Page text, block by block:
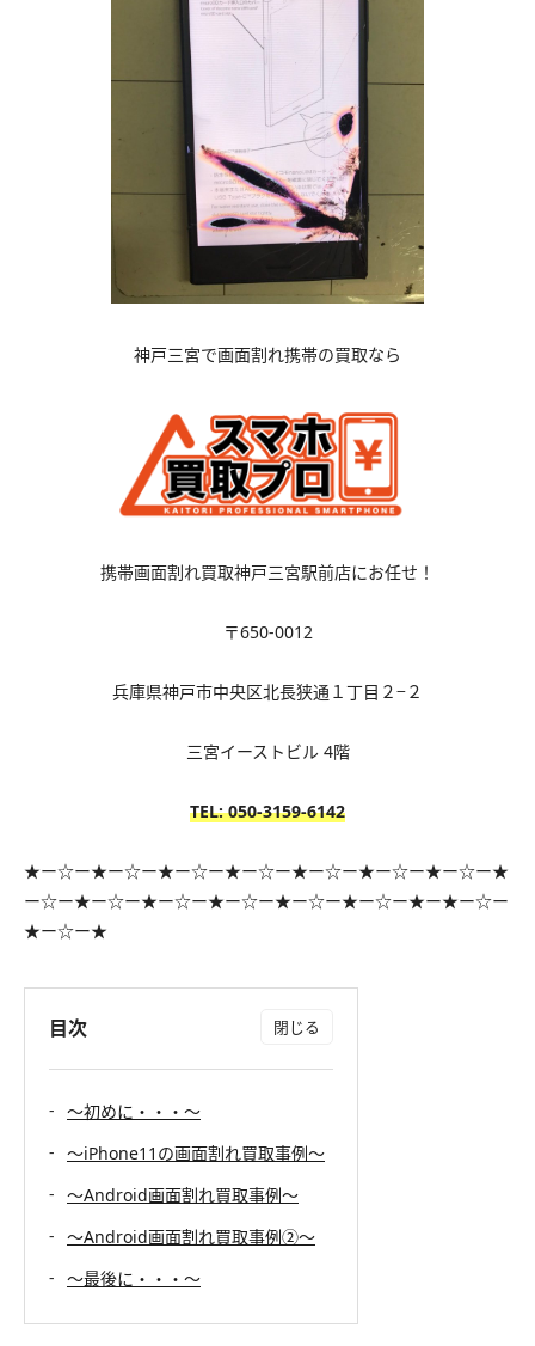
神戸三宮で画面割れ携帯の買取なら
携帯画面割れ買取神戸三宮駅前店にお任せ！
〒650-0012
兵庫県神戸市中央区北長狭通１丁目２−２
三宮イーストビル 4階
TEL: 050-3159-6142
★ー☆ー★ー☆ー★ー☆ー★ー☆ー★ー☆ー★ー☆ー★ー☆ー★
ー☆ー★ー☆ー★ー☆ー★ー☆ー★ー☆ー★ー☆ー★ー★ー☆ー
★ー☆ー★
目次
〜初めに・・・〜
〜iPhone11の画面割れ買取事例〜
〜Android画面割れ買取事例〜
〜Android画面割れ買取事例②〜
〜最後に・・・〜